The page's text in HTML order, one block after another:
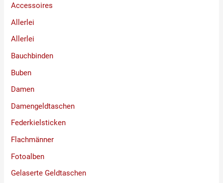
Accessoires
Allerlei
Allerlei
Bauchbinden
Buben
Damen
Damengeldtaschen
Federkielsticken
Flachmänner
Fotoalben
Gelaserte Geldtaschen